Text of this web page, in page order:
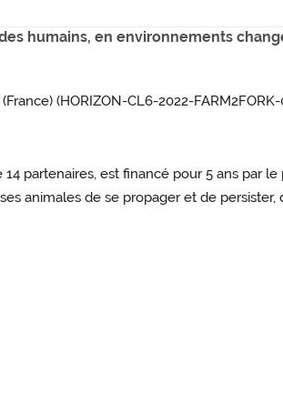
humains, en environnements
(HORIZON-CL6-2022-
partenaires, est financé pour 5 ans par
animales de se propager et de